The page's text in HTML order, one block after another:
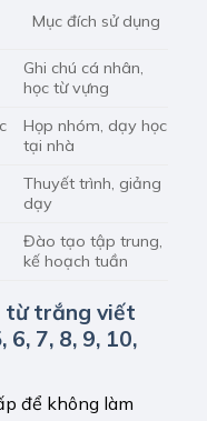
Mục đích sử dụng
Ghi chú cá nhân,
học từ vựng
Họp nhóm, dạy học
tại nhà
Thuyết trình, giảng
dạy
Đào tạo tập trung,
kế hoạch tuần
từ trắng viết
6, 7, 8, 9, 10,
để không làm